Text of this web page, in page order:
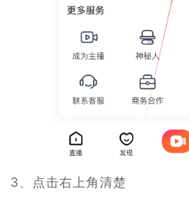
3、点击右上角清楚